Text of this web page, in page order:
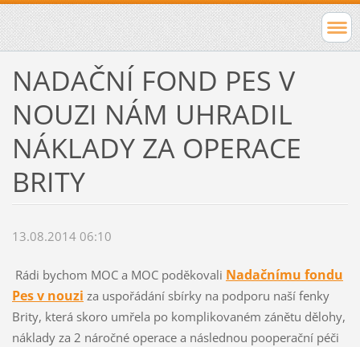
NADAČNÍ FOND PES V
NOUZI NÁM UHRADIL
NÁKLADY ZA OPERACE
BRITY
13.08.2014 06:10
Rádi bychom MOC a MOC poděkovali Nadačnímu fondu
Pes v nouzi za uspořádání sbírky na podporu naší fenky
Brity, která skoro umřela po komplikovaném zánětu dělohy,
náklady za 2 náročné operace a následnou pooperační péči